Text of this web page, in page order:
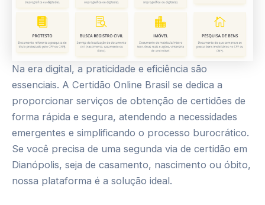
Na era digital, a praticidade e eficiência são
essenciais. A Certidão Online Brasil se dedica a
proporcionar serviços de obtenção de certidões de
forma rápida e segura, atendendo a necessidades
emergentes e simplificando o processo burocrático.
Se você precisa de uma segunda via de certidão em
Dianópolis, seja de casamento, nascimento ou óbito,
nossa plataforma é a solução ideal.